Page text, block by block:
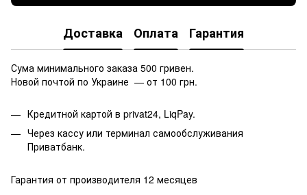
Доставка Оплата Гарантия
Сума минимального заказа 500 гривен.
Новой почтой по Украине — от 100 грн.
Кредитной картой в privat24, LiqPay.
Через кассу или терминал самообслуживания
Приватбанк.
Гарантия от производителя 12 месяцев